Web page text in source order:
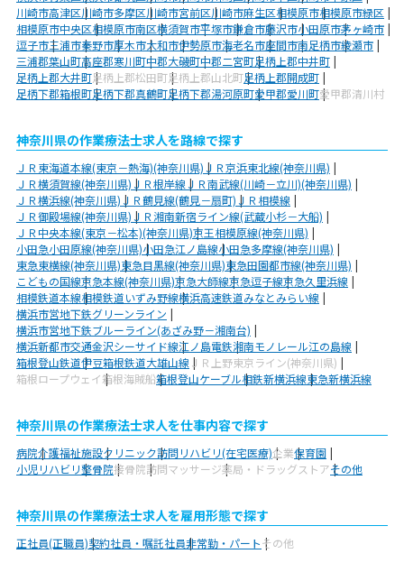
川崎市高津区川崎市多摩区川崎市宮前区川崎市麻生区相模原市相模原市緑区
相模原市中央区相模原市南区横須賀市平塚市鎌倉市藤沢市小田原市茅ヶ崎市
逗子市三浦市秦野市厚木市大和市伊勢原市海老名市座間市南足柄市綾瀬市
三浦郡葉山町高座郡寒川町中郡大磯町中郡二宮町足柄上郡中井町
足柄上郡大井町足柄上郡松田町足柄上郡山北町足柄上郡開成町
足柄下郡箱根町足柄下郡真鶴町足柄下郡湯河原町愛甲郡愛川町愛甲郡清川村
神奈川県の作業療法士求人を路線で探す
ＪＲ東海道本線(東京－熱海)(神奈川県)ＪＲ京浜東北線(神奈川県)
ＪＲ横須賀線(神奈川県)ＪＲ根岸線ＪＲ南武線(川崎－立川)(神奈川県)
ＪＲ横浜線(神奈川県)ＪＲ鶴見線(鶴見－扇町)ＪＲ相模線
ＪＲ御殿場線(神奈川県)ＪＲ湘南新宿ライン線(武蔵小杉－大船)
ＪＲ中央本線(東京－松本)(神奈川県)京王相模原線(神奈川県)
小田急小田原線(神奈川県)小田急江ノ島線小田急多摩線(神奈川県)
東急東横線(神奈川県)東急目黒線(神奈川県)東急田園都市線(神奈川県)
こどもの国線京急本線(神奈川県)京急大師線京急逗子線京急久里浜線
相模鉄道本線相模鉄道いずみ野線横浜高速鉄道みなとみらい線
横浜市営地下鉄グリーンライン
横浜市営地下鉄ブルーライン(あざみ野－湘南台)
横浜新都市交通金沢シーサイド線江ノ島電鉄湘南モノレール江の島線
箱根登山鉄道伊豆箱根鉄道大雄山線 ＪＲ上野東京ライン(神奈川県)
箱根ロープウェイ箱根海賊船箱根登山ケーブル相鉄新横浜線東急新横浜線
神奈川県の作業療法士求人を仕事内容で探す
病院介護福祉施設クリニック訪問リハビリ(在宅医療)企業保育園
小児リハビリ整骨院接骨院訪問マッサージ薬局・ドラッグストアその他
神奈川県の作業療法士求人を雇用形態で探す
正社員(正職員)契約社員・嘱託社員非常勤・パートその他